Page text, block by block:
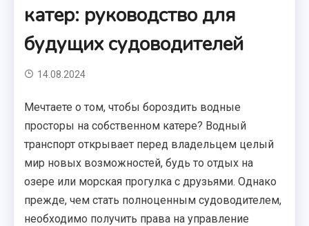
катер: руководство для
будущих судоводителей
14.08.2024
Мечтаете о том, чтобы бороздить водные
просторы на собственном катере? Водный
транспорт открывает перед владельцем целый
мир новых возможностей, будь то отдых на
озере или морская прогулка с друзьями. Однако
прежде, чем стать полноценным судоводителем,
необходимо получить права на управление